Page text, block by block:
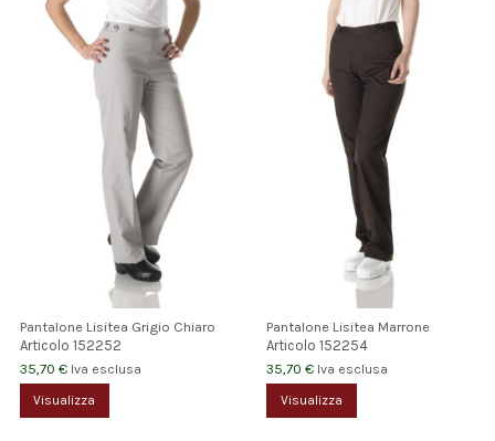
Pantalone Lisitea Grigio Chiaro
Articolo 152252
35,70 € Iva esclusa
Visualizza
Pantalone Lisitea Marrone
Articolo152254
35,70 € Iva esclusa
Visualizza